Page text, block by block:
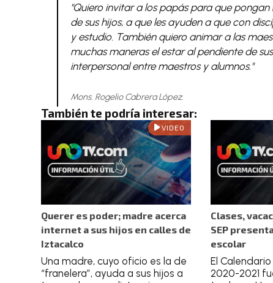
"Quiero invitar a los papás para que
de sus hijos, a que les ayuden a que con
y estudio. También quiero animar a las
muchas maneras el estar al pendiente de
interpersonal entre maestros y alumnos."
Mons. Rogelio Cabrera López.
También te podría interesar:
VIDEO
Querer es poder; madre acerca
internet a sus hijos en calles de
Iztacalco
Una madre, cuyo oficio es la de
“franelera”, ayuda a sus hijos a
Clases,
SEP
escolar
El
2020-2021